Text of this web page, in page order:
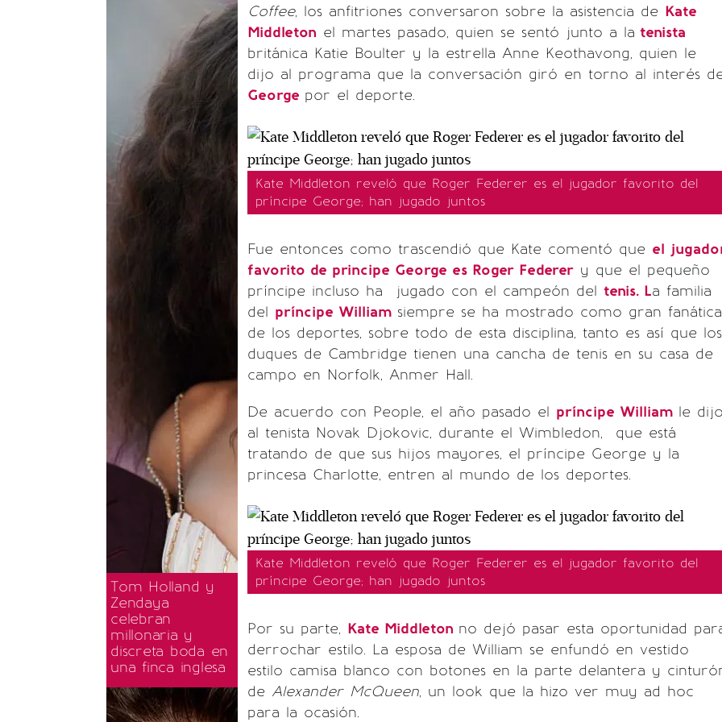
Tom Holland y
Zendaya
celebran
millonaria y
discreta boda en
una finca inglesa
Coffee, los anfitriones conversaron sobre la asistencia de Kate
Middleton el martes pasado, quien se sentó junto a la tenista
británica Katie Boulter y la estrella Anne Keothavong, quien le
dijo al programa que la conversación giró en torno al interés
George por el deporte.
Kate Middleton reveló que Roger Federer es el jugador favorito del
príncipe George; han jugado juntos
Fue entonces como trascendió que Kate comentó que el
favorito de principe George es Roger Federer y que el pequeño
príncipe incluso ha jugado con el campeón del tenis. La familia
del príncipe William siempre se ha mostrado como gran fanática
de los deportes, sobre todo de esta disciplina, tanto es así que los
duques de Cambridge tienen una cancha de tenis en su casa de
campo en Norfolk, Anmer Hall.
De acuerdo con People, el año pasado el príncipe William le
al tenista Novak Djokovic, durante el Wimbledon, que está
tratando de que sus hijos mayores, el príncipe George y la
princesa Charlotte, entren al mundo de los deportes.
Kate Middleton reveló que Roger Federer es el jugador favorito del
príncipe George; han jugado juntos
Por su parte, Kate Middleton no dejó pasar esta oportunidad
derrochar estilo. La esposa de William se enfundó en vestido
estilo camisa blanco con botones en la parte delantera y
de Alexander McQueen, un look que la hizo ver muy ad hoc
para la ocasión.